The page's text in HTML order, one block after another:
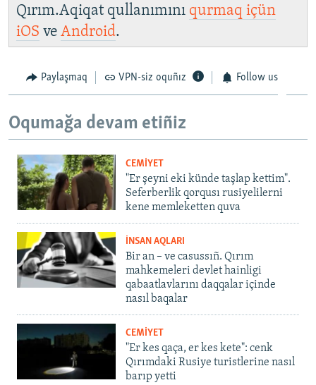
Qırım.Aqiqat qullanımını qurmaq içün
iOS ve Android.
Paylaşmaq VPN-siz oquñız Follow us
Oqumağa devam etiñiz
CEMİYET
"Er şeyni eki künde taşlap kettim".
Seferberlik qorqusı rusiyelilerni
kene memleketten quva
İNSAN AQLARI
Bir an – ve casussıñ. Qırım
mahkemeleri devlet hainligi
qabaatlavlarını daqqalar içinde
nasıl baqalar
CEMİYET
"Er kes qaça, er kes kete": cenk
Qırımdaki Rusiye turistlerine nasıl
barıp yetti